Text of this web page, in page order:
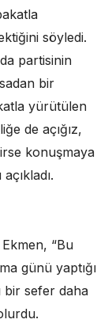
söyledi.
partisinin
bir
yürütülen
de açığız,
konuşmaya
“Bu
günü yaptığı
bir sefer daha